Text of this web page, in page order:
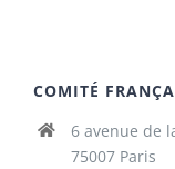
COMITÉ
6 avenue de
75007 Paris